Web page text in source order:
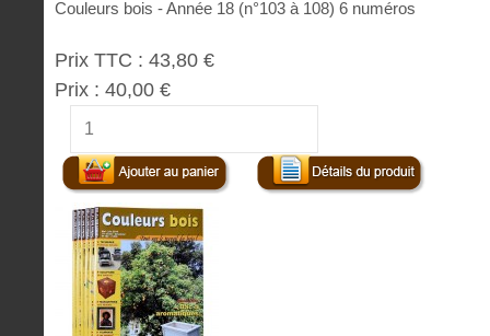
Couleurs bois - Année 18 (n°103 à 108) 6 numéros
Prix TTC : 43,80 €
Prix : 40,00 €